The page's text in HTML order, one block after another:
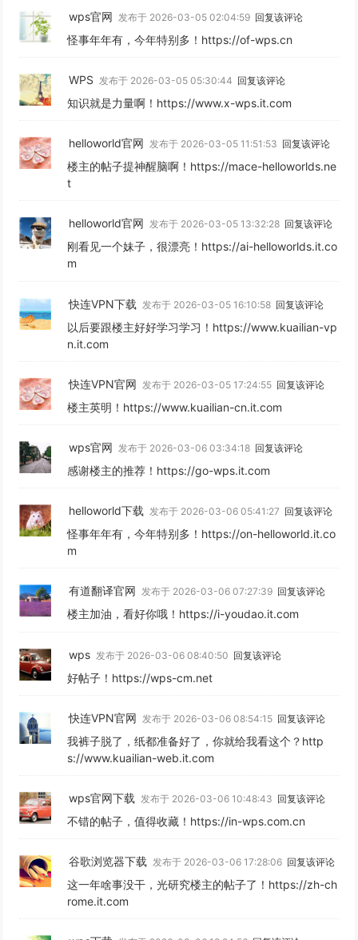
wps官网 发布于 2026-03-05 02:04:59 回复该评论
怪事年年有，今年特别多！https://of-wps.cn
WPS 发布于 2026-03-05 05:30:44 回复该评论
知识就是力量啊！https://www.x-wps.it.com
helloworld官网 发布于 2026-03-05 11:51:53 回复该评论
楼主的帖子提神醒脑啊！https://mace-helloworlds.ne
t
helloworld官网 发布于 2026-03-05 13:32:28 回复该评论
刚看见一个妹子，很漂亮！https://ai-helloworlds.it.co
m
快连VPN下载 发布于 2026-03-05 16:10:58 回复该评论
以后要跟楼主好好学习学习！https://www.kuailian-vp
n.it.com
快连VPN官网 发布于 2026-03-05 17:24:55 回复该评论
楼主英明！https://www.kuailian-cn.it.com
wps官网 发布于 2026-03-06 03:34:18 回复该评论
感谢楼主的推荐！https://go-wps.it.com
helloworld下载 发布于 2026-03-06 05:41:27 回复该评论
怪事年年有，今年特别多！https://on-helloworld.it.co
m
有道翻译官网 发布于 2026-03-06 07:27:39 回复该评论
楼主加油，看好你哦！https://i-youdao.it.com
wps 发布于 2026-03-06 08:40:50 回复该评论
好帖子！https://wps-cm.net
快连VPN官网 发布于 2026-03-06 08:54:15 回复该评论
我裤子脱了，纸都准备好了，你就给我看这个？http
s://www.kuailian-web.it.com
wps官网下载 发布于 2026-03-06 10:48:43 回复该评论
不错的帖子，值得收藏！https://in-wps.com.cn
谷歌浏览器下载 发布于 2026-03-06 17:28:06 回复该评论
这一年啥事没干，光研究楼主的帖子了！https://zh-ch
rome.it.com